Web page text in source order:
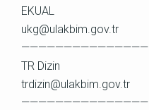
EKUAL
ukg@ulakbim.gov.tr
———————————————
TR Dizin
trdizin@ulakbim.gov.tr
———————————————